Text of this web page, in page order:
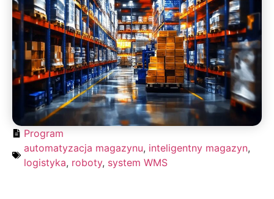
Program
automatyzacja magazynu, inteligentny magazyn,
logistyka, roboty, system WMS